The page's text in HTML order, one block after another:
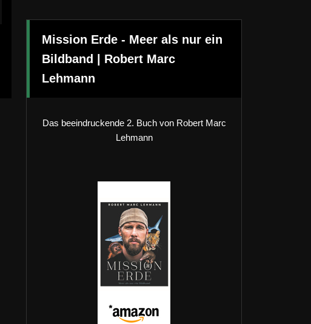
Mission Erde - Meer als nur ein
Bildband | Robert Marc
Lehmann
Das beeindruckende 2. Buch von Robert Marc
Lehmann